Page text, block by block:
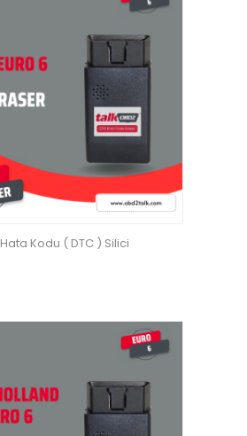
Kodu ( DTC ) Silici